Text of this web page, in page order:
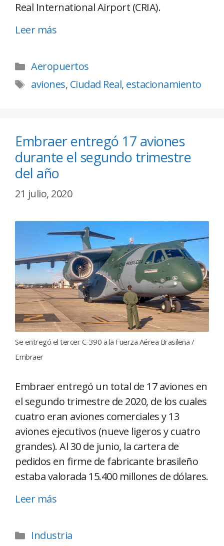
Real International Airport (CRIA).
Leer más
Aeropuertos
aviones, Ciudad Real, estacionamiento
Embraer entregó 17 aviones
durante el segundo trimestre
del año
21 julio, 2020
Se entregó el tercer C-390 a la Fuerza Aérea Brasileña /
Embraer
Embraer entregó un total de 17 aviones en
el segundo trimestre de 2020, de los cuales
cuatro eran aviones comerciales y 13
aviones ejecutivos (nueve ligeros y cuatro
grandes). Al 30 de junio, la cartera de
pedidos en firme de fabricante brasileño
estaba valorada 15.400 millones de dólares.
Leer más
Industria